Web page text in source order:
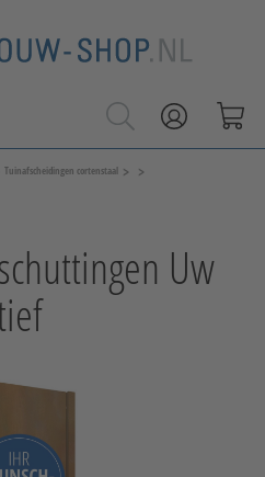
Tuinafscheidingen cortenstaal > >
Uw